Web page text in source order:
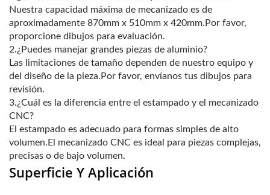
Nuestra capacidad máxima de mecanizado es de
aproximadamente 870mm x 510mm x 420mm.Por favor,
proporcione dibujos para evaluación.
2.¿Puedes manejar grandes piezas de aluminio?
Las limitaciones de tamaño dependen de nuestro equipo y
del diseño de la pieza.Por favor, envíanos tus dibujos para
revisión.
3.¿Cuál es la diferencia entre el estampado y el mecanizado
CNC?
El estampado es adecuado para formas simples de alto
volumen.El mecanizado CNC es ideal para piezas complejas,
precisas o de bajo volumen.
Superficie Y Aplicación